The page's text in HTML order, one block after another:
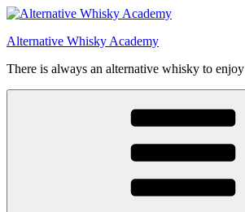
Videre
indhold
Alternative Whisky Academy
There is always an alternative whisky to enjoy